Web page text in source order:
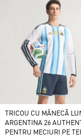
TRICOU CU MÂNECĂ
ARGENTINA 26
PENTRU MECIURI PE